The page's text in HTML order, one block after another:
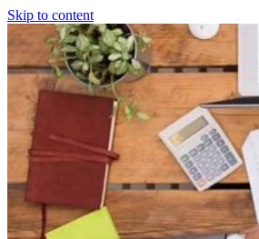
Skip to content